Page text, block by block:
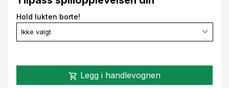
Hold lukten borte!
Ikke valgt
shopping_cart Legg i handlevognen